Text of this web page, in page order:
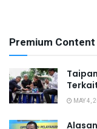
Premium Content
MAY 4,